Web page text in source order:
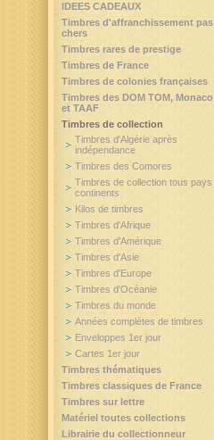
IDEES CADEAUX
Timbres d'affranchissement pas
chers
Timbres rares de prestige
Timbres de France
Timbres de colonies françaises
Timbres des DOM TOM, Monaco
et TAAF
Timbres de collection
Timbres d'Algérie après
indépendance
Timbres des Comores
Timbres de collection tous pays
continents
Kilos de timbres
Timbres d'Afrique
Timbres d'Amérique
Timbres d'Asie
Timbres d'Europe
Timbres d'Océanie
Timbres du monde
Années complètes de timbres
Enveloppes 1er jour
Cartes 1er jour
Timbres thématiques
Timbres classiques de France
Timbres sur lettre
Matériel toutes collections
Librairie du collectionneur